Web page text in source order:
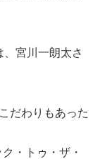
宮川一朗太さ
だわりもあった
・トゥ・ザ・